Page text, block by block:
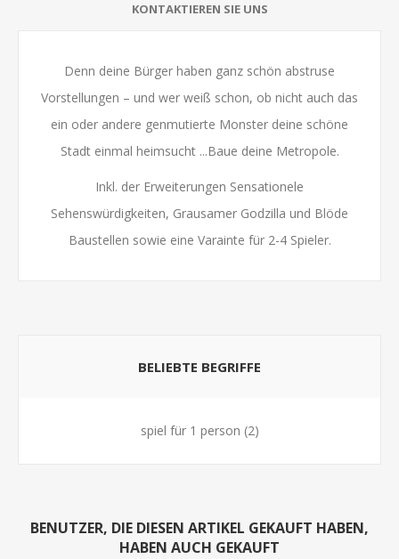
KONTAKTIEREN SIE UNS
Denn deine Bürger haben ganz schön abstruse
Vorstellungen – und wer weiß schon, ob nicht auch das
ein oder andere genmutierte Monster deine schöne
Stadt einmal heimsucht ...Baue deine Metropole.
Inkl. der Erweiterungen Sensationele
Sehenswürdigkeiten, Grausamer Godzilla und Blöde
Baustellen sowie eine Varainte für 2-4 Spieler.
BELIEBTE BEGRIFFE
spiel für 1 person (2)
BENUTZER, DIE DIESEN ARTIKEL GEKAUFT HABEN,
HABEN AUCH GEKAUFT